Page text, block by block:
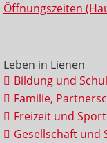
Öffnungszeiten
Leben in Lienen
Bildung und
Familie,
Freizeit und Sport
Gesellschaft und